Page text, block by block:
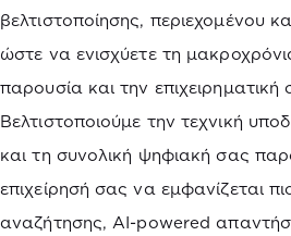
βελτιστοποίησης, περιεχομένου
ώστε να ενισχύετε τη
παρουσία και την
Bελτιστοποιούμε την τεχνική
και τη συνολική ψηφιακή σας
επιχείρησή σας να εμφανίζεται
αναζήτησης, AI-powered